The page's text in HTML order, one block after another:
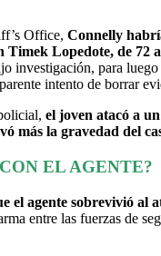
Office, Connelly
Timek Lopedote, de 72
investigación, para
intento de borrar
el joven atacó a
más la gravedad del
EL AGENTE?
el agente sobrevivió al
entre las fuerzas de